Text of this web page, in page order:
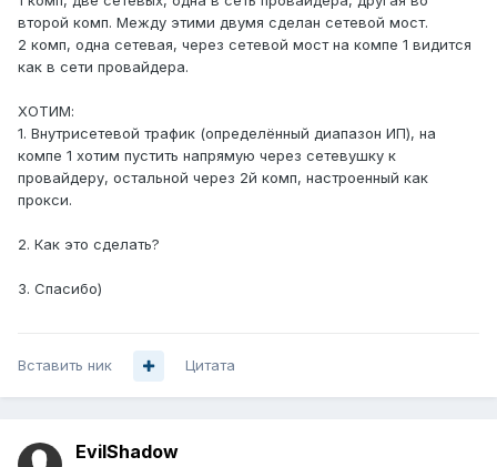
второй комп. Между этими двумя сделан сетевой мост.
2 комп, одна сетевая, через сетевой мост на компе 1 видится
как в сети провайдера.
ХОТИМ:
1. Внутрисетевой трафик (определённый диапазон ИП), на
компе 1 хотим пустить напрямую через сетевушку к
провайдеру, остальной через 2й комп, настроенный как
прокси.
2. Как это сделать?
3. Спасибо)
Вставить ник Цитата
EvilShadow